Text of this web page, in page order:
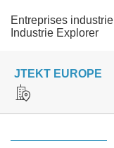
Entreprises
Industrie Explorer
JTEKT EUROPE